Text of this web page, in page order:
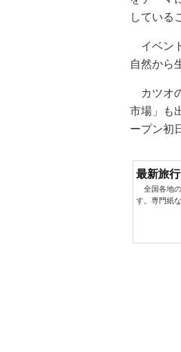
している
イベン
自然から
カツオ
市場」も
ープン初
最新旅
全国各地の
す。専門紙